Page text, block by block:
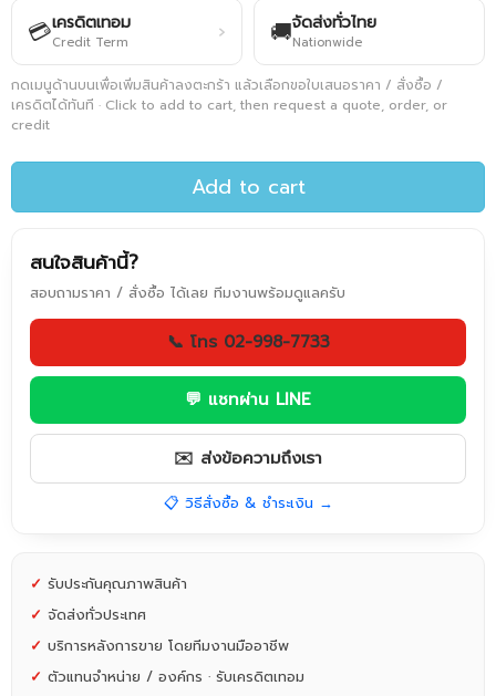
💳เครดิตเทอม
Credit Term › 🚚จัดส่งทั่วไทย
Nationwide
กดเมนูด้านบนเพื่อเพิ่มสินค้าลงตะกร้า แล้วเลือกขอใบเสนอราคา / สั่งซื้อ /
เครดิตได้ทันที · Click to add to cart, then request a quote, order, or
credit
Add to cart
สนใจสินค้านี้?
สอบถามราคา / สั่งซื้อ ได้เลย ทีมงานพร้อมดูแลครับ
📞 โทร 02-998-7733
💬 แชทผ่าน LINE
✉️ ส่งข้อความถึงเรา
📋 วิธีสั่งซื้อ & ชำระเงิน →
✓ รับประกันคุณภาพสินค้า
✓ จัดส่งทั่วประเทศ
✓ บริการหลังการขาย โดยทีมงานมืออาชีพ
✓ ตัวแทนจำหน่าย / องค์กร · รับเครดิตเทอม